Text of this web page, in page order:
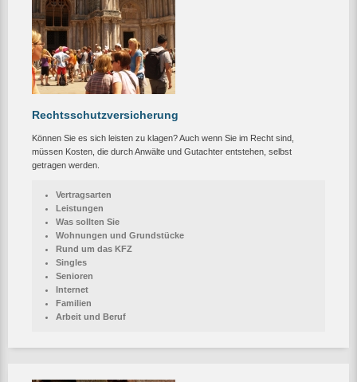
Rechtsschutzversicherung
Können Sie es sich leisten zu klagen? Auch wenn Sie im Recht sind,
müssen Kosten, die durch Anwälte und Gutachter entstehen, selbst
getragen werden.
Vertragsarten
Leistungen
Was sollten Sie
Wohnungen und Grundstücke
Rund um das KFZ
Singles
Senioren
Internet
Familien
Arbeit und Beruf